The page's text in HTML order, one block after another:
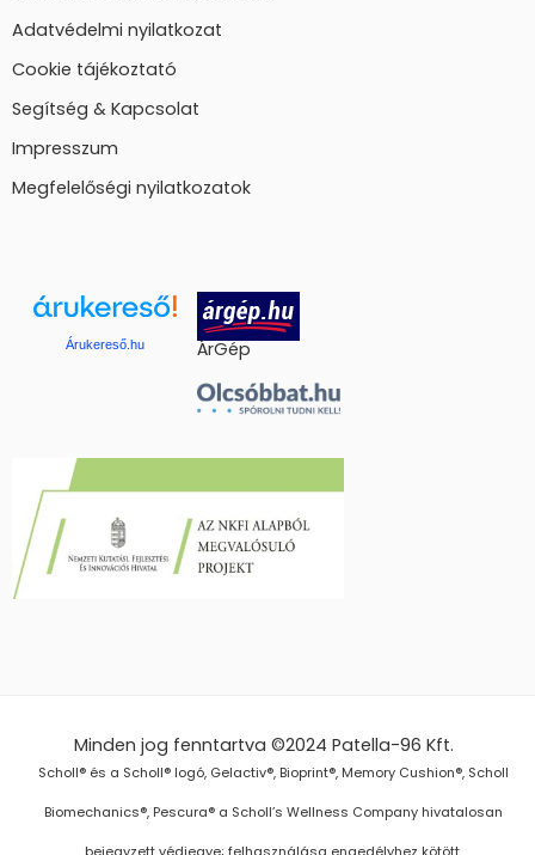
Adatvédelmi nyilatkozat
Cookie tájékoztató
Segítség & Kapcsolat
Impresszum
Megfelelőségi nyilatkozatok
Árukereső.hu ÁrGép
Minden jog fenntartva ©2024Patella-96 Kft.
Scholl® és a Scholl® logó, Gelactiv®, Bioprint®, Memory Cushion®, Scholl
Biomechanics®, Pescura® a Scholl’s Wellness Company hivatalosan